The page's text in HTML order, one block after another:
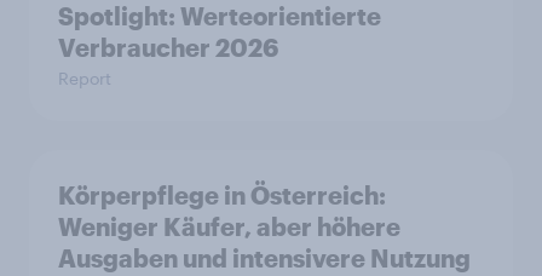
Spotlight: Werteorientierte
Verbraucher 2026
Report
Körperpflege in Österreich:
Weniger Käufer, aber höhere
Ausgaben und intensivere Nutzung